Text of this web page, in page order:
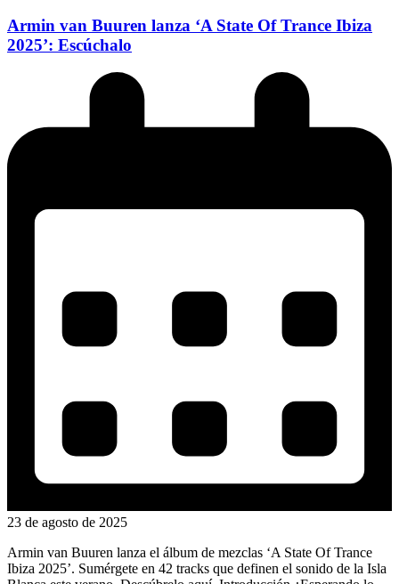
Armin van Buuren lanza ‘A State Of Trance Ibiza
2025’: Escúchalo
23 de agosto de 2025
Armin van Buuren lanza el álbum de mezclas ‘A State Of Trance
Ibiza 2025’. Sumérgete en 42 tracks que definen el sonido de la Isla